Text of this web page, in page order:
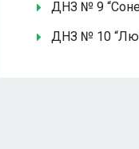
ДНЗ № 9
ДНЗ № 10